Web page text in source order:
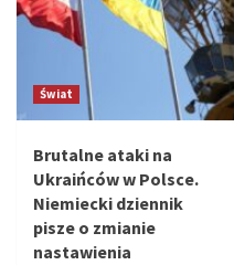
Świat
Brutalne ataki na
Ukraińców w Polsce.
Niemiecki dziennik
pisze o zmianie
nastawienia